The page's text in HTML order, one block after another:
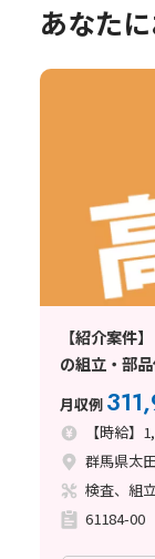
あなた
【紹介案件
の組立・部
掛・クレー
〈群馬県太田
月収例
【時給】
群馬県太
検査、組
61184-00